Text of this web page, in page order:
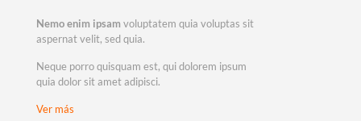
Nemo enim ipsam voluptatem quia voluptas sit
aspernat velit, sed quia.
Neque porro quisquam est, qui dolorem ipsum
quia dolor sit amet adipisci.
Ver más